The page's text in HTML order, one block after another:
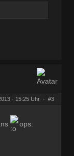
- 15:25 Uhr · #3
ops: